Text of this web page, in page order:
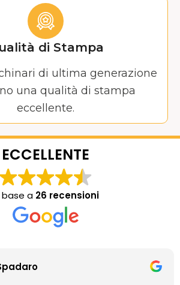
di Stampa
di ultima generazione
una qualità di stampa
eccellente.
ECCELLENTE
base a 26 recensioni